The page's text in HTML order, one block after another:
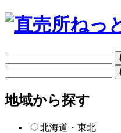
リ
ー
検
索
ー
検
地域から探す
北海道・東北